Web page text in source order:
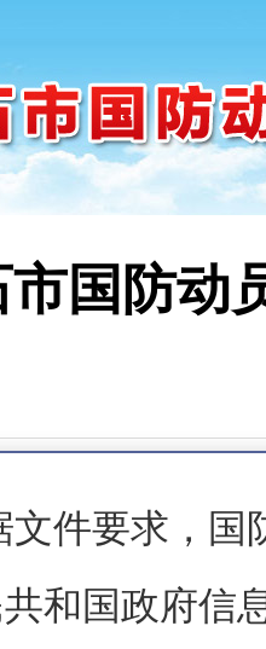
国防动
文件要求，国
和国政府信